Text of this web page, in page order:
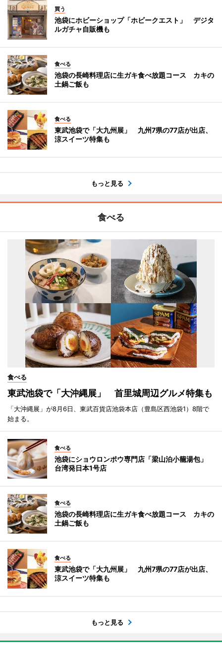
買う
池袋にホビーショップ「ホビークエスト」 デジタ
ルガチャ自販機も
食べる
池袋の長崎料理店に生ガキ食べ放題コース カキの
土鍋ご飯も
食べる
東武池袋で「大九州展」 九州7県の77店が出店、
涼スイーツ特集も
もっと見る
食べる
食べる
東武池袋で「大沖縄展」 首里城周辺グルメ特集も
「大沖縄展」が8月6日、東武百貨店池袋本店（豊島区西池袋1）8階で
始まる。
食べる
池袋にショウロンポウ専門店「梁山泊小籠湯包」
台湾発日本1号店
食べる
池袋の長崎料理店に生ガキ食べ放題コース カキの
土鍋ご飯も
食べる
東武池袋で「大九州展」 九州7県の77店が出店、
涼スイーツ特集も
もっと見る